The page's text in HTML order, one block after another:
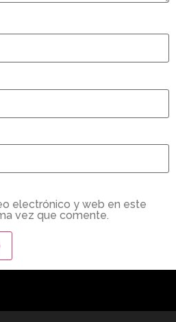
electrónico y web en este
vez que comente.